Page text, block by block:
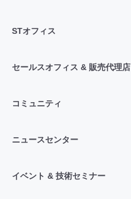
STオフィス
セールスオフィス & 販売代理店
コミュニティ
ニュースセンター
イベント & 技術セミナー